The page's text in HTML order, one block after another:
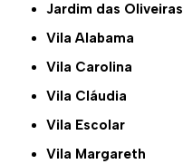
Jardim das Oliveiras
Vila Alabama
Vila Carolina
Vila Cláudia
Vila Escolar
Vila Margareth